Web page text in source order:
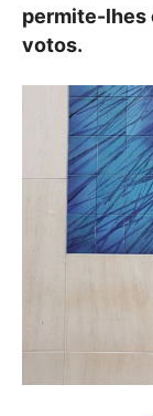
permite-lhes
votos.